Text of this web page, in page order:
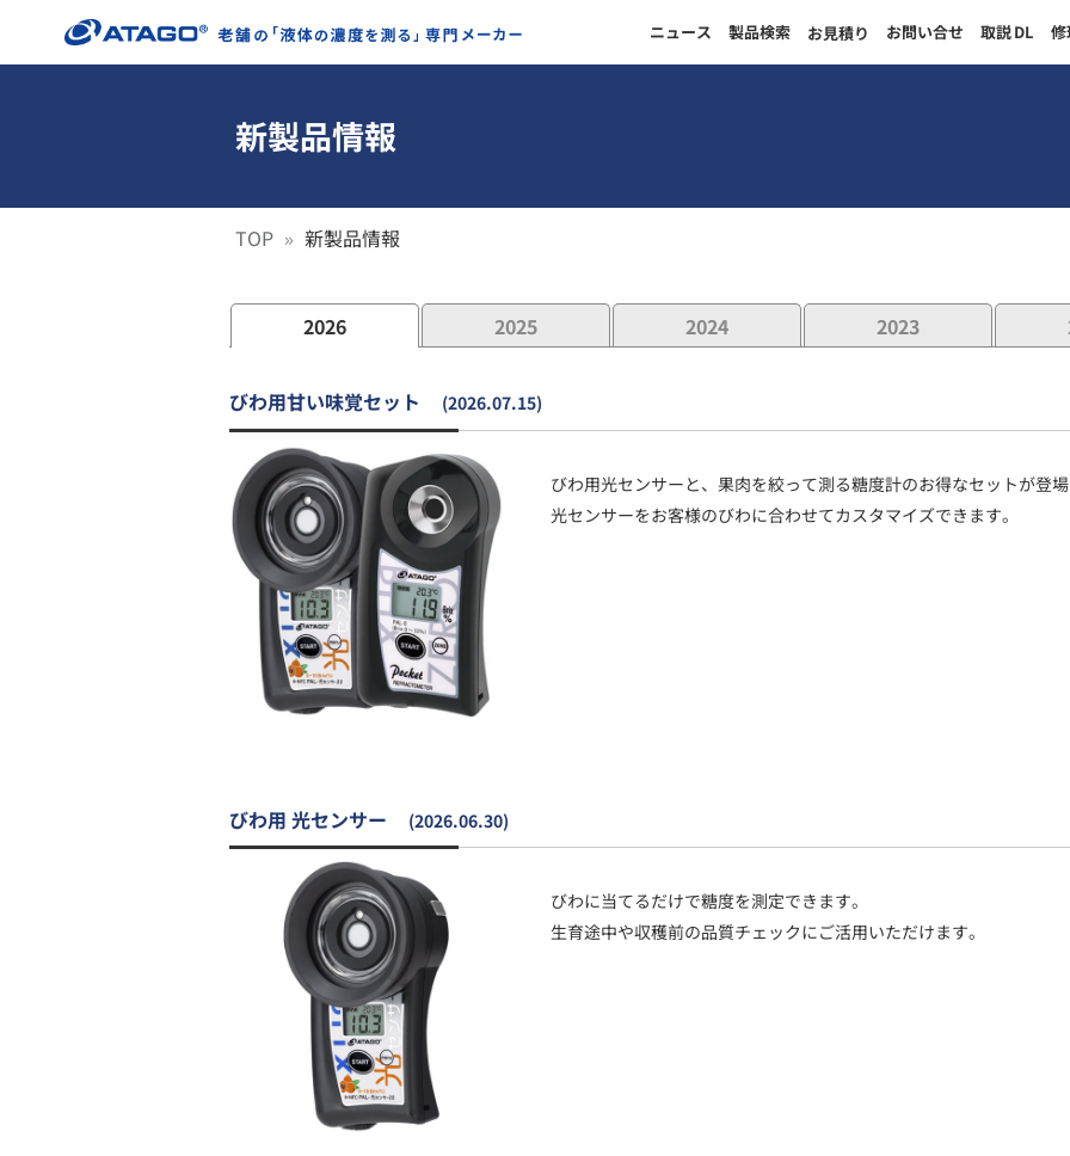
ニュース 製品検索 お見積り お問い合せ 取説DL
新製品情報
TOP 新製品情報
2026 2025 2024 2023
びわ用甘い味覚セット (2026.07.15)
びわ用光センサーと、果肉を絞って測る糖度計のお得なセットが登場
光センサーをお客様のびわに合わせてカスタマイズできます。
びわ用 光センサー (2026.06.30)
びわに当てるだけで糖度を測定できます。
生育途中や収穫前の品質チェックにご活用いただけます。